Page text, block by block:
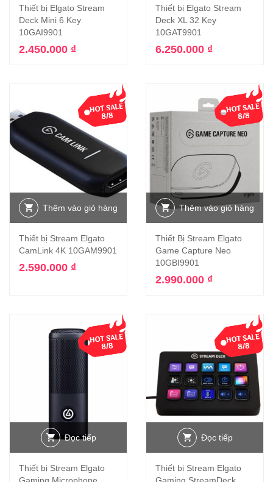
Thiết bị Elgato Stream
Deck Mini 6 Key
10GAI9901
2.450.000 ₫
Thiết bị Elgato Stream
Deck XL 32 Key
10GAT9901
6.250.000 ₫
Thêm vào giỏ hàng
Thiết bị Stream Elgato
CamLink 4K 10GAM9901
2.590.000 ₫
Thêm vào giỏ hàng
Thiết Bị Stream Elgato
Game Capture Neo
10GBI9901
2.990.000 ₫
Đọc tiếp
Thiết bị Stream Elgato
Đọc tiếp
Thiết bị Stream Elgato